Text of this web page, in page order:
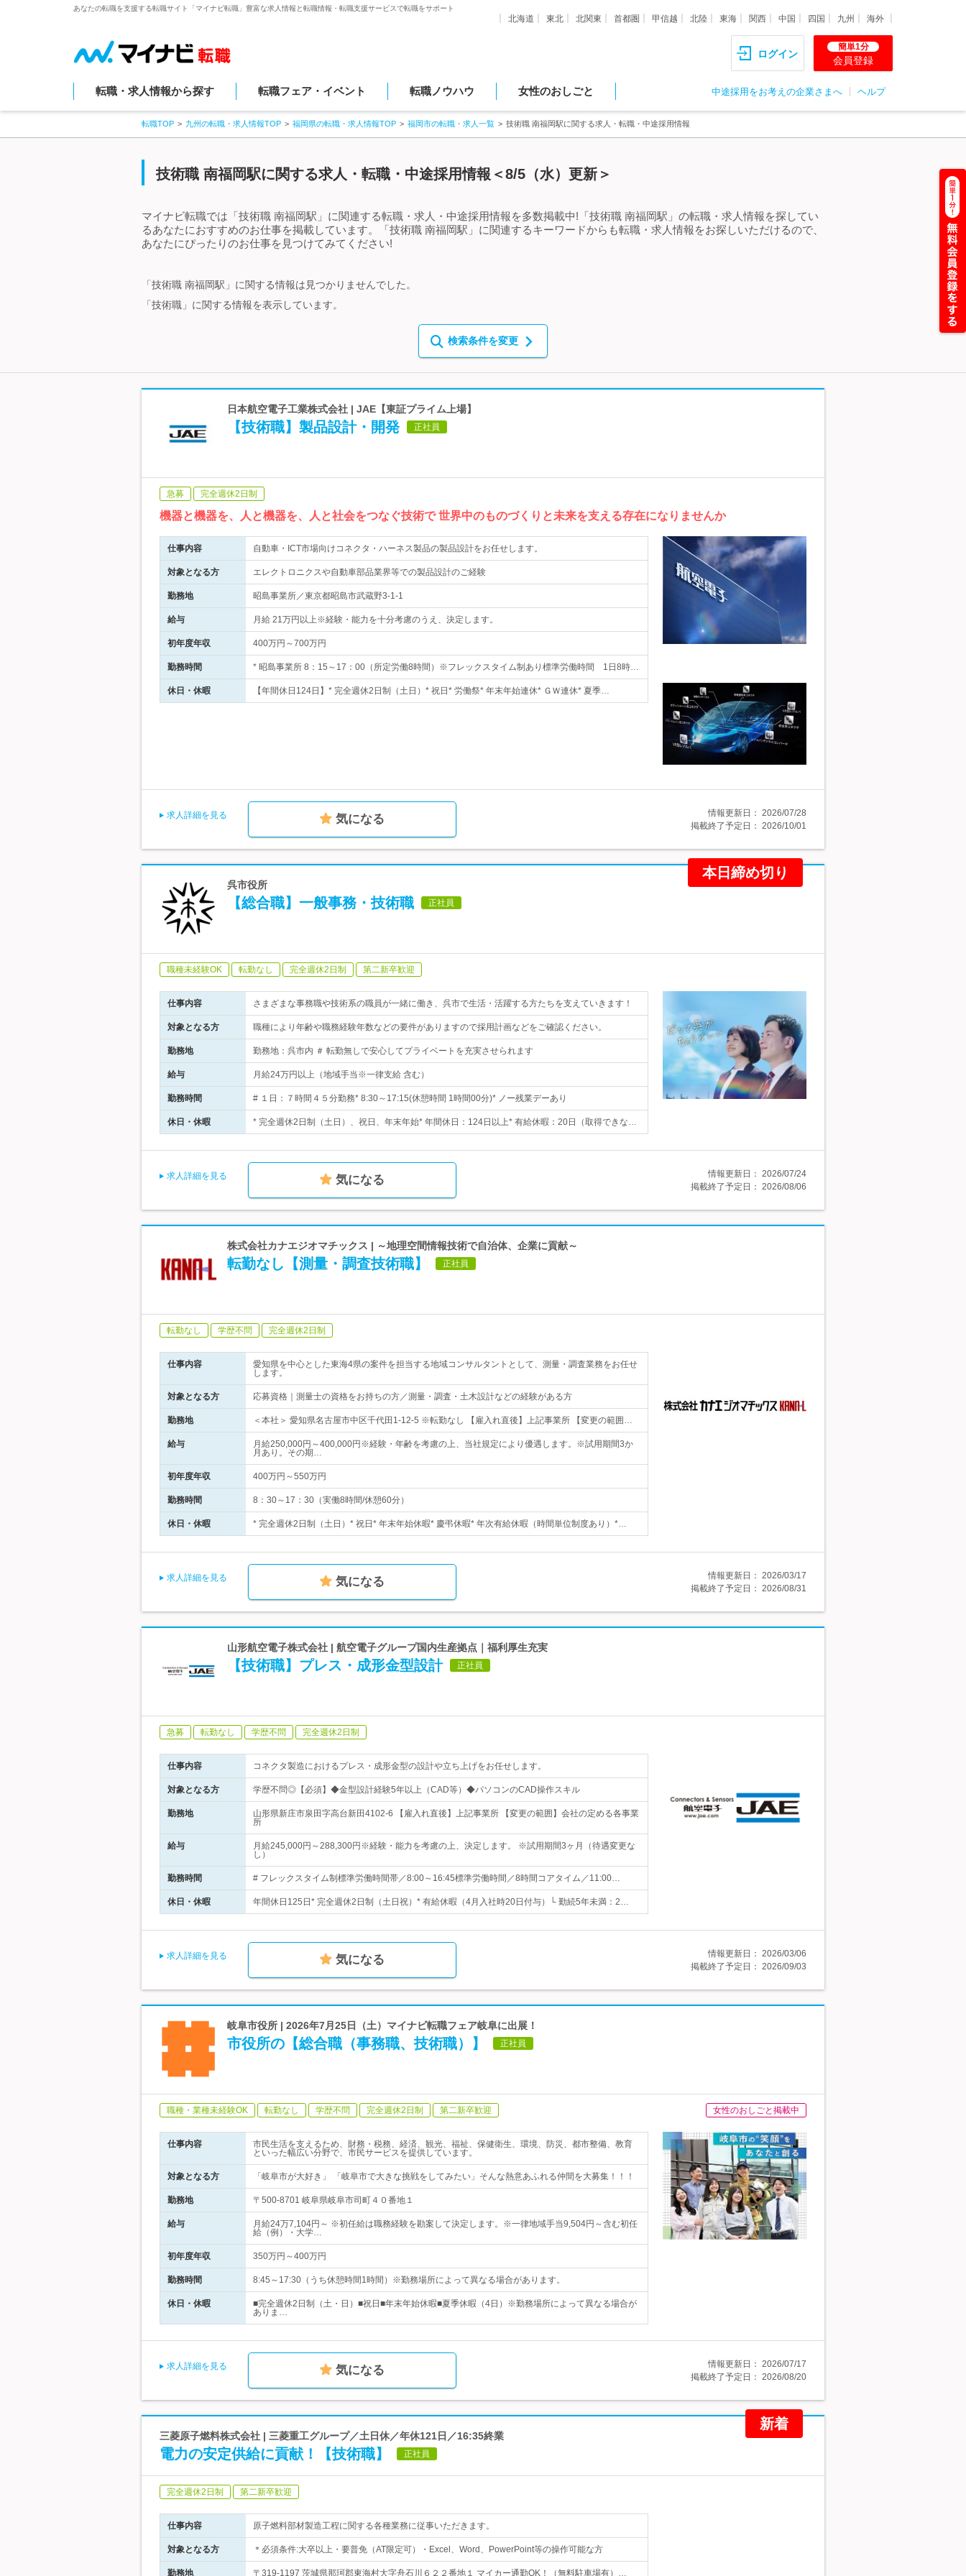
あなたの転職を支援する転職サイト「マイナビ転職」豊富な求人情報と転職情報・転職支援サービスで転職をサポート
北海道 東北 北関東 首都圏 甲信越 北陸 東海 関西 中国 四国 九州 海外
ログイン
簡単1分
会員登録
転職・求人情報から探す 転職フェア・イベント 転職ノウハウ 女性のおしごと 中途採用をお考えの企業さまへ ヘルプ
転職TOP 九州の転職・求人情報TOP 福岡県の転職・求人情報TOP 福岡市の転職・求人一覧 技術職 南福岡駅に関する求人・転職・中途採用情報
技術職 南福岡駅に関する求人・転職・中途採用情報＜8/5（水）更新＞
マイナビ転職では「技術職 南福岡駅」に関連する転職・求人・中途採用情報を多数掲載中!「技術職 南福岡駅」の転職・求人情報を探してい
るあなたにおすすめのお仕事を掲載しています。「技術職 南福岡駅」に関連するキーワードからも転職・求人情報をお探しいただけるので、
あなたにぴったりのお仕事を見つけてみてください!
「技術職 南福岡駅」に関する情報は見つかりませんでした。
「技術職」に関する情報を表示しています。
検索条件を変更
日本航空電子工業株式会社 | JAE【東証プライム上場】
【技術職】製品設計・開発 正社員
急募 完全週休2日制
機器と機器を、人と機器を、人と社会をつなぐ技術で 世界中のものづくりと未来を支える存在になりませんか
仕事内容 自動車・ICT市場向けコネクタ・ハーネス製品の製品設計をお任せします。
対象となる方 エレクトロニクスや自動車部品業界等での製品設計のご経験
勤務地 昭島事業所／東京都昭島市武蔵野3-1-1
給与 月給 21万円以上※経験・能力を十分考慮のうえ、決定します。
初年度年収 400万円～700万円
勤務時間 * 昭島事業所 8：15～17：00（所定労働8時間）※フレックスタイム制あり標準労働時間 1日8時…
休日・休暇 【年間休日124日】* 完全週休2日制（土日）* 祝日* 労働祭* 年末年始連休* ＧＷ連休* 夏季…
求人詳細を見る 気になる 情報更新日： 2026/07/28
掲載終了予定日： 2026/10/01
本日締め切り
呉市役所
【総合職】一般事務・技術職 正社員
職種未経験OK 転勤なし 完全週休2日制 第二新卒歓迎
仕事内容 さまざまな事務職や技術系の職員が一緒に働き、呉市で生活・活躍する方たちを支えていきます！
対象となる方 職種により年齢や職務経験年数などの要件がありますので採用計画などをご確認ください。
勤務地 勤務地：呉市内 ＃ 転勤無しで安心してプライベートを充実させられます
給与 月給24万円以上（地域手当※一律支給 含む）
勤務時間 # １日：７時間４５分勤務* 8:30～17:15(休憩時間 1時間00分)* ノー残業デーあり
休日・休暇 * 完全週休2日制（土日）、祝日、年末年始* 年間休日：124日以上* 有給休暇：20日（取得できな…
求人詳細を見る 気になる 情報更新日： 2026/07/24
掲載終了予定日： 2026/08/06
株式会社カナエジオマチックス | ～地理空間情報技術で自治体、企業に貢献～
転勤なし【測量・調査技術職】 正社員
転勤なし 学歴不問 完全週休2日制
仕事内容
愛知県を中心とした東海4県の案件を担当する地域コンサルタントとして、測量・調査業務をお任せ
します。
対象となる方 応募資格｜測量士の資格をお持ちの方／測量・調査・土木設計などの経験がある方
勤務地 ＜本社＞ 愛知県名古屋市中区千代田1-12-5 ※転勤なし 【雇入れ直後】上記事業所 【変更の範囲…
給与
月給250,000円～400,000円※経験・年齢を考慮の上、当社規定により優遇します。※試用期間3か
月あり。その期…
初年度年収 400万円～550万円
勤務時間 8：30～17：30（実働8時間/休憩60分）
休日・休暇 * 完全週休2日制（土日）* 祝日* 年末年始休暇* 慶弔休暇* 年次有給休暇（時間単位制度あり）*…
求人詳細を見る 気になる 情報更新日： 2026/03/17
掲載終了予定日： 2026/08/31
山形航空電子株式会社 | 航空電子グループ国内生産拠点｜福利厚生充実
【技術職】プレス・成形金型設計 正社員
急募 転勤なし 学歴不問 完全週休2日制
仕事内容 コネクタ製造におけるプレス・成形金型の設計や立ち上げをお任せします。
対象となる方 学歴不問◎【必須】◆金型設計経験5年以上（CAD等）◆パソコンのCAD操作スキル
勤務地
山形県新庄市泉田字高台新田4102-6 【雇入れ直後】上記事業所 【変更の範囲】会社の定める各事業
所
給与
月給245,000円～288,300円※経験・能力を考慮の上、決定します。 ※試用期間3ヶ月（待遇変更な
し）
勤務時間 # フレックスタイム制標準労働時間帯／8:00～16:45標準労働時間／8時間コアタイム／11:00…
休日・休暇 年間休日125日* 完全週休2日制（土日祝）* 有給休暇（4月入社時20日付与）└ 勤続5年未満：2…
求人詳細を見る 気になる 情報更新日： 2026/03/06
掲載終了予定日： 2026/09/03
岐阜市役所 | 2026年7月25日（土）マイナビ転職フェア岐阜に出展！
市役所の【総合職（事務職、技術職）】 正社員
職種・業種未経験OK 転勤なし 学歴不問 完全週休2日制 第二新卒歓迎 女性のおしごと掲載中
仕事内容
市民生活を支えるため、財務・税務、経済、観光、福祉、保健衛生、環境、防災、都市整備、教育
といった幅広い分野で、市民サービスを提供しています。
対象となる方 「岐阜市が大好き」 「岐阜市で大きな挑戦をしてみたい」そんな熱意あふれる仲間を大募集！！！
勤務地 〒500-8701 岐阜県岐阜市司町４０番地１
給与
月給24万7,104円～ ※初任給は職務経験を勘案して決定します。※一律地域手当9,504円～含む初任
給（例）・大学…
初年度年収 350万円～400万円
勤務時間 8:45～17:30（うち休憩時間1時間）※勤務場所によって異なる場合があります。
休日・休暇
■完全週休2日制（土・日）■祝日■年末年始休暇■夏季休暇（4日）※勤務場所によって異なる場合が
ありま…
求人詳細を見る 気になる 情報更新日： 2026/07/17
掲載終了予定日： 2026/08/20
新着
三菱原子燃料株式会社 | 三菱重工グループ／土日休／年休121日／16:35終業
電力の安定供給に貢献！【技術職】 正社員
完全週休2日制 第二新卒歓迎
仕事内容 原子燃料部材製造工程に関する各種業務に従事いただきます。
対象となる方 ＊必須条件:大卒以上・要普免（AT限定可）・Excel、Word、PowerPoint等の操作可能な方
勤務地 〒319-1197 茨城県那珂郡東海村大字舟石川６２２番地１ マイカー通勤OK！（無料駐車場有）…